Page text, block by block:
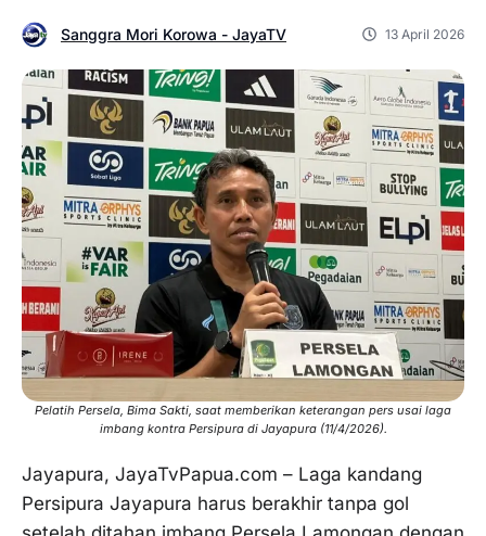
Sanggra Mori Korowa - JayaTV 13 April 2026
Pelatih Persela, Bima Sakti, saat memberikan keterangan pers usai laga
imbang kontra Persipura di Jayapura (11/4/2026).
Jayapura, JayaTvPapua.com – Laga kandang
Persipura Jayapura harus berakhir tanpa gol